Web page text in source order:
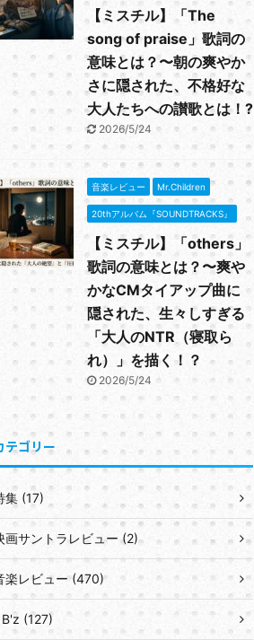
【ミスチル】「The
song of praise」歌詞の
意味とは？〜朝の爽やか
さに隠された、不格好な
大人たちへの讃歌とは！?
2026/5/24
音楽レビュー Mr.Children
20thアルバム『SOUNDTRACKS』
【ミスチル】「others」
歌詞の意味とは？〜爽や
かなCMタイアップ曲に
隠された、生々しすぎる
「大人のNTR（寝取ら
れ）」を描く！？
2026/5/24
テゴリー
集 (17)
画サントラレビュー (2)
楽レビュー (470)
B'z (127)